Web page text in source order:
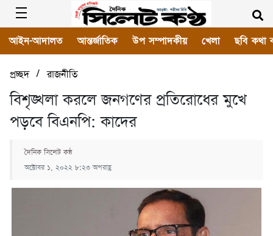
আইন-আদালত আন্তর্জাতিক উপ সম্পাদকীয় খেলা ছবি কথা
প্রচ্ছদ/রাজনীতি
বিশৃঙ্খলা করলে জনগণের প্রতিরোধের মুখে
পড়বে বিএনপি: কাদের
দৈনিক সিলেট কন্ঠ
অক্টোবর ১, ২০২২ ৮:২৩ অপরাহ্ণ